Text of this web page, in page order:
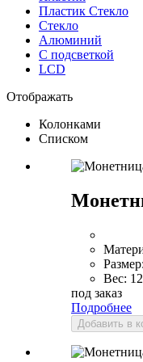
Пластик Стекло
Стекло
Алюминий
С подсветкой
LCD
Отображать
Колонками
Списком
Размер:
Вес:
под заказ
Подробнее
Добавить в